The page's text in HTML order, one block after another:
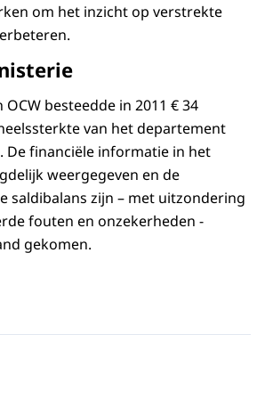
om het inzicht op verstrekte
besteedde in 2011 € 34
van het departement
De financiële informatie in het
weergegeven en de
saldibalans zijn – met uitzondering
fouten en onzekerheden -
gekomen.